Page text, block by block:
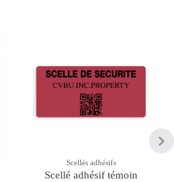
Scellés adhésifs
Scellé adhésif témoin